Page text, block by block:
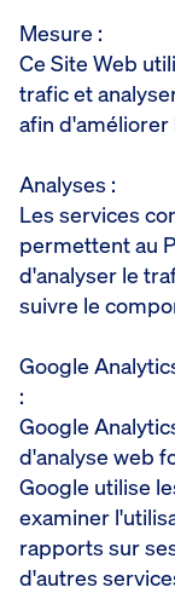
Mesure :
Ce Site Web
trafic et
afin d'améliorer
Analyses :
Les services
permettent au
d'analyser le
suivre le
Google
:
Google
d'analyse web
Google utilise
examiner
rapports sur
d'autres